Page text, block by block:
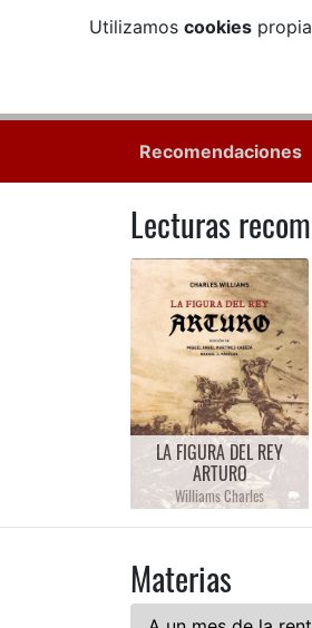
Utilizamos cookies
Recomendaciones
Lecturas
EL SECRETO DE LA
HABITACIÓN NÚMERO 3
Dexter Colin
Materias